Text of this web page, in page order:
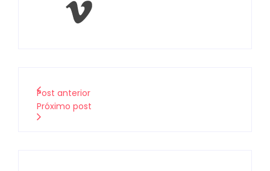
Post anterior
Próximo post